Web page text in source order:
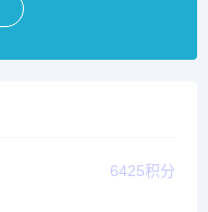
6425积分